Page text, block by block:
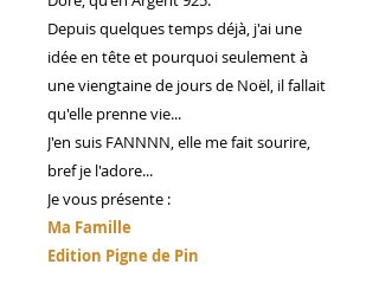
Depuis quelques temps déjà, j'ai une
idée en tête et pourquoi seulement à
une viengtaine de jours de Noël, il fallait
qu'elle prenne vie...
J'en suis FANNNN, elle me fait sourire,
bref je l'adore...
Je vous présente :
Ma Famille
Edition Pigne de Pin